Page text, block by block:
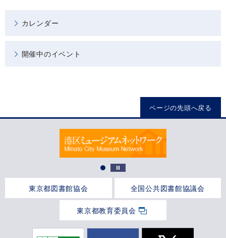
カレンダー
開催中のイベント
ページの先頭へ戻る
東京都図書館協会 全国公共図書館協議会
東京都教育委員会